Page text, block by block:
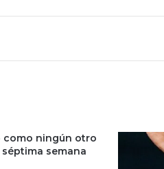
como ningún otro
semana